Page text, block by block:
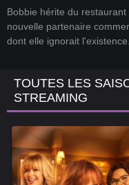
Bobbie hérite du
nouvelle partenaire
dont elle ignorait l'existence.
TOUTES LES
STREAMING